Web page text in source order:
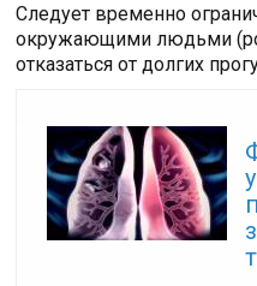
Следует временно
окружающими людьми
отказаться от долгих